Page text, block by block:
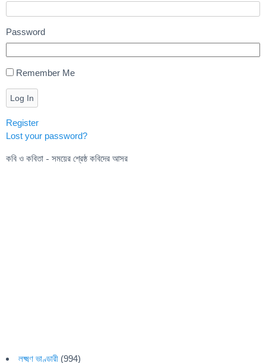
Password
Remember Me
Log In
Register
Lost your password?
কবি ও কবিতা - সময়ের শ্রেষ্ঠ কবিদের আসর
লক্ষ্মণ ভাণ্ডারী (994)